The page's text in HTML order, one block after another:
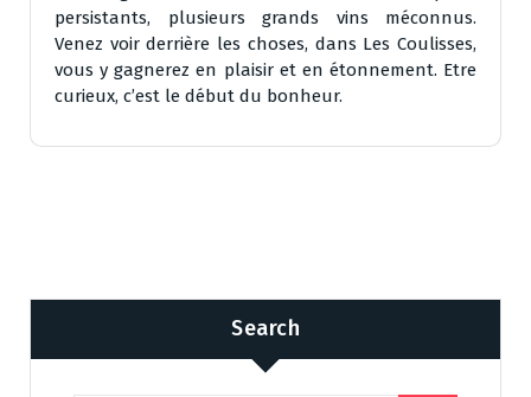
persistants, plusieurs grands vins méconnus.
Venez voir derrière les choses, dans Les Coulisses,
vous y gagnerez en plaisir et en étonnement. Etre
curieux, c’est le début du bonheur.
Search